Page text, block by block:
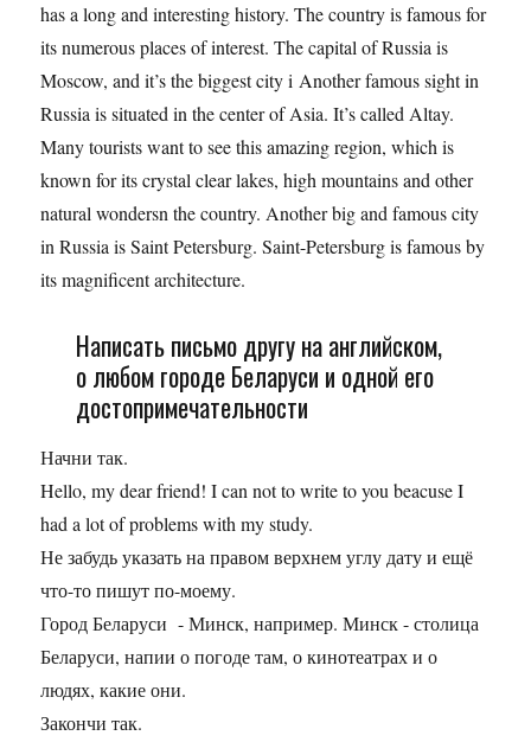
has a long and interesting history. The country is famous for
its numerous places of interest. The capital of Russia is
Moscow, and it’s the biggest city i Another famous sight in
Russia is situated in the center of Asia. It’s called Altay.
Many tourists want to see this amazing region, which is
known for its crystal clear lakes, high mountains and other
natural wondersn the country. Another big and famous city
in Russia is Saint Petersburg. Saint-Petersburg is famous by
its magnificent architecture.
Написать письмо другу на английском,
о любом городе Беларуси и одной его
достопримечательности
Начни так.
Hello, my dear friend! I can not to write to you beacuse I
had a lot of problems with my study.
Не забудь указать на правом верхнем углу дату и ещё
что-то пишут по-моему.
Город Беларуси - Минск, например. Минск - столица
Беларуси, напии о погоде там, о кинотеатрах и о
людях, какие они.
Закончи так.